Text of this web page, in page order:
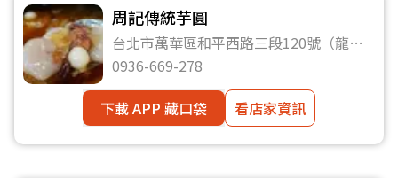
周記傳統芋圓
台北市萬華區和平西路三段120號（龍山
商場美食廣場內）
0936-669-278
下載 APP 藏口袋
看店家資訊